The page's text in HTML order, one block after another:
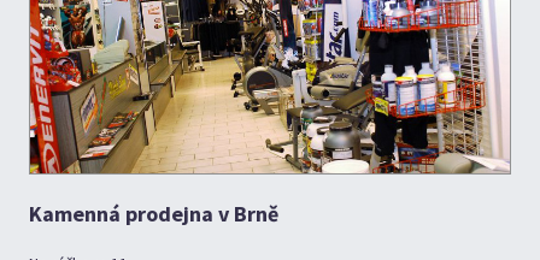
Kamenná prodejna v Brně